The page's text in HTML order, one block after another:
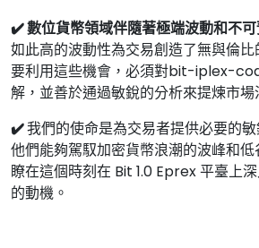
✔️ 數位貨幣領域伴隨著極端波動和不可
如此高的波動性為交易創造了無與倫比
要利用這些機會，必須對bit-iplex-
解，並善於通過敏銳的分析來提煉市場
✔️我們的使命是為交易者提供必要的
他們能夠駕馭加密貨幣浪潮的波峰和
瞭在這個時刻在 Bit 1.0 Eprex 平臺上
的動機。